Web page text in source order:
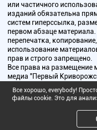
или частичного
изданий обязательна
систем гиперссылка,
первом абзаце
перепечатка,
использование
прав и строго запрещено.
Все права на размещение
медиа "Первый
радиовещания.
Copyright © 2010
Все хорошо, everybody!
файлы cookie. Это для